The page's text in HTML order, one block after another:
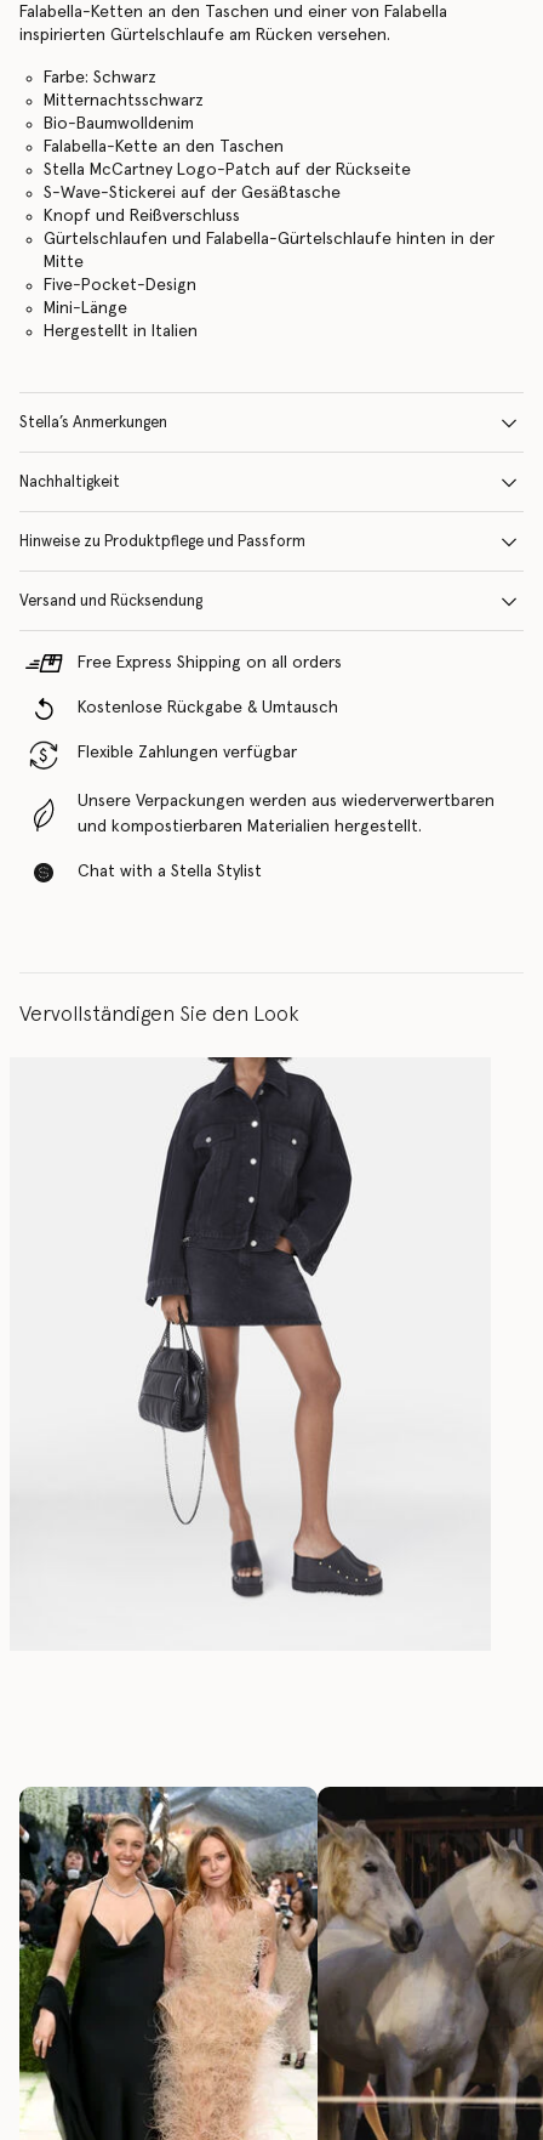
Falabella-Ketten an den Taschen und einer von Falabella
inspirierten Gürtelschlaufe am Rücken versehen.
Farbe: Schwarz
Mitternachtsschwarz
Bio-Baumwolldenim
Falabella-Kette an den Taschen
Stella McCartney Logo-Patch auf der Rückseite
S-Wave-Stickerei auf der Gesäßtasche
Knopf und Reißverschluss
Gürtelschlaufen und Falabella-Gürtelschlaufe hinten in der
Mitte
Five-Pocket-Design
Mini-Länge
Hergestellt in Italien
Stella’s Anmerkungen
Nachhaltigkeit
Hinweise zu Produktpflege und Passform
Versand und Rücksendung
Free Express Shipping on all orders
Kostenlose Rückgabe & Umtausch
Flexible Zahlungen verfügbar
Unsere Verpackungen werden aus wiederverwertbaren
und kompostierbaren Materialien hergestellt.
Chat with a Stella Stylist
Vervollständigen Sie den Look